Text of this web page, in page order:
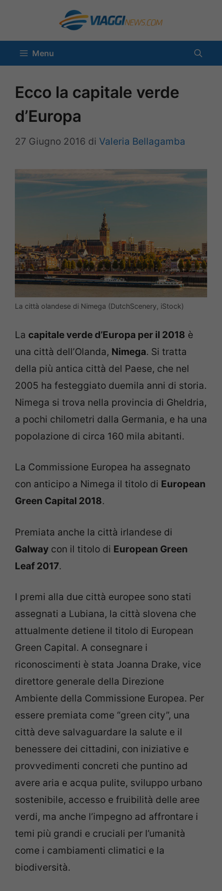
contenuto
Menu
Ecco la capitale verde
d’Europa
27 Giugno 2016 di Valeria Bellagamba
La città olandese di Nimega (DutchScenery, iStock)
La capitale verde d’Europa per il 2018 è
una città dell’Olanda, Nimega. Si tratta
della più antica città del Paese, che nel
2005 ha festeggiato duemila anni di storia.
Nimega si trova nella provincia di Gheldria,
a pochi chilometri dalla Germania, e ha una
popolazione di circa 160 mila abitanti.
La Commissione Europea ha assegnato
con anticipo a Nimega il titolo di European
Green Capital 2018.
Premiata anche la città irlandese di
Galway con il titolo di European Green
Leaf 2017.
I premi alla due città europee sono stati
assegnati a Lubiana, la città slovena che
attualmente detiene il titolo di European
Green Capital. A consegnare i
riconoscimenti è stata Joanna Drake, vice
direttore generale della Direzione
Ambiente della Commissione Europea. Per
essere premiata come “green city”, una
città deve salvaguardare la salute e il
benessere dei cittadini, con iniziative e
provvedimenti concreti che puntino ad
avere aria e acqua pulite, sviluppo urbano
sostenibile, accesso e fruibilità delle aree
verdi, ma anche l’impegno ad affrontare i
temi più grandi e cruciali per l’umanità
come i cambiamenti climatici e la
biodiversità.